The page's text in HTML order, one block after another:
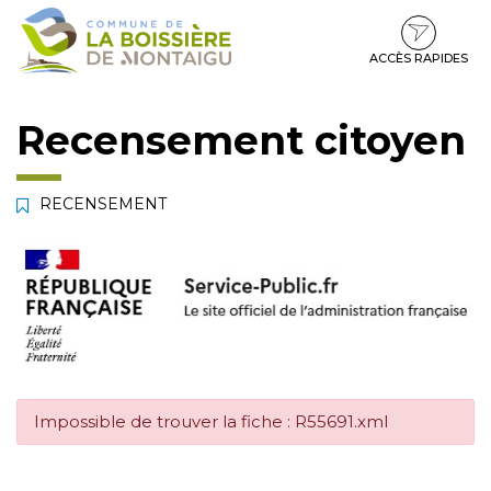
Gestion des traceurs
Aller
Aller
contenu
Aller
pied
ACCÈS RAPIDES
Recensement citoyen
RECENSEMENT
Impossible de trouver la fiche : R55691.xml